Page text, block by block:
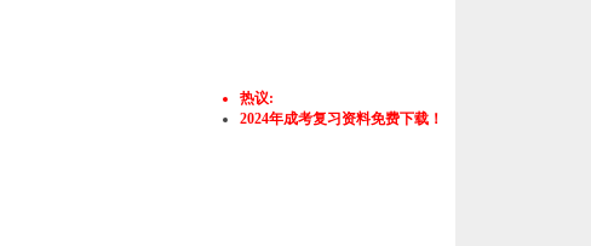
热议:
2024年成考复习资料免费下载！